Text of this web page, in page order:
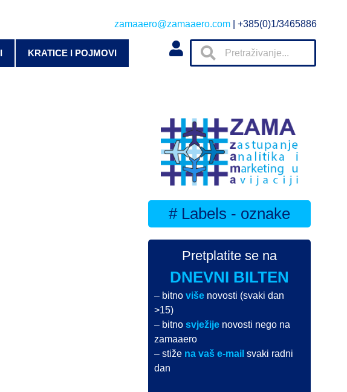
zamaaero@zamaaero.com | +385(0)1/3465886
KRATICE I POJMOVI
# Labels - oznake
Pretplatite se na
DNEVNI BILTEN
– bitnoviše novosti (svaki dan
>15)
– bitnosvježije novosti nego na
zamaaero
– stiže na vaš e-mail svaki radni
dan